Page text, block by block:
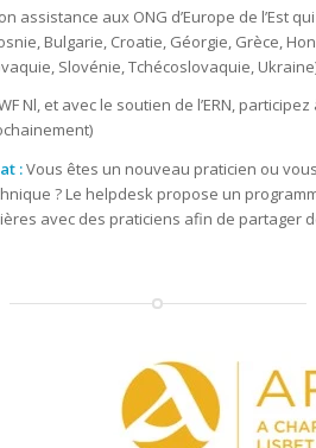
assistance aux ONG d’Europe de l’Est
Bulgarie, Croatie, Géorgie, Grèce,
Slovénie, Tchécoslovaquie,
Nl, et avec le soutien de l’ERN,
:Vous êtes un nouveau praticien ou
? Le helpdesk propose un
avec des praticiens afin de partager